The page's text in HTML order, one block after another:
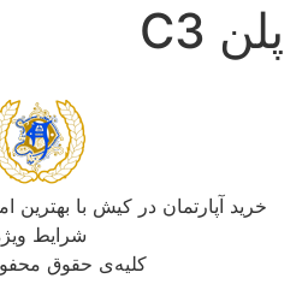
پلن C3
خرید آپارتمان در کیش با بهترین
شرایط
کلیه‌ی حقوق